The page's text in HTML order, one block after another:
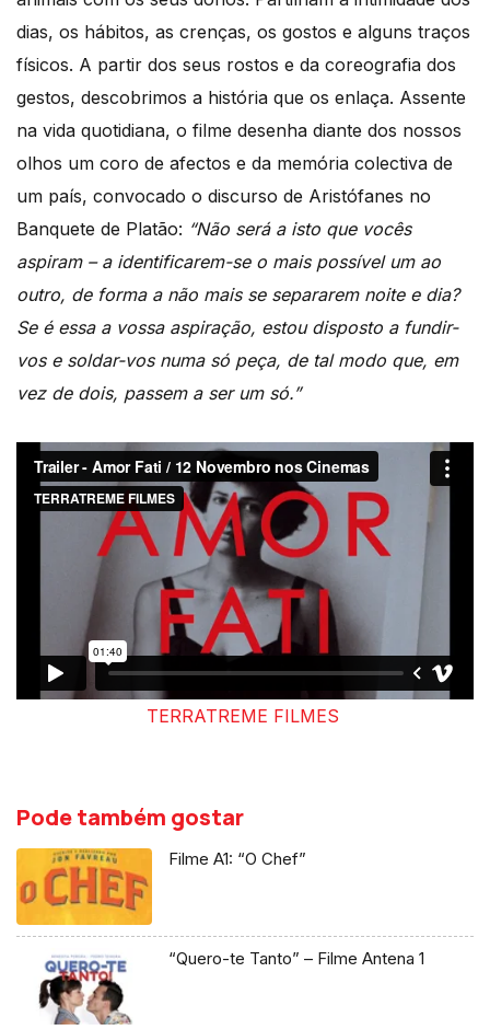
dias, os hábitos, as crenças, os gostos e alguns traços
físicos. A partir dos seus rostos e da coreografia dos
gestos, descobrimos a história que os enlaça. Assente
na vida quotidiana, o filme desenha diante dos nossos
olhos um coro de afectos e da memória colectiva de
um país, convocado o discurso de Aristófanes no
Banquete de Platão: “Não será a isto que vocês
aspiram – a identificarem-se o mais possível um ao
outro, de forma a não mais se separarem noite e dia?
Se é essa a vossa aspiração, estou disposto a fundir-
vos e soldar-vos numa só peça, de tal modo que, em
vez de dois, passem a ser um só.”
TERRATREME FILMES
Pode também gostar
Filme A1: “O Chef”
“Quero-te Tanto” – Filme Antena 1